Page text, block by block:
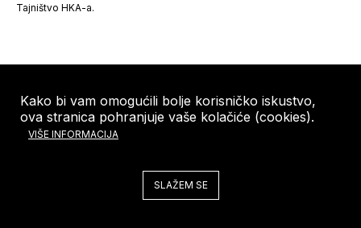
Kako bi vam omogućili bolje korisničko iskustvo,
ova stranica pohranjuje vaše kolačiće (cookies).
VIŠE INFORMACIJA
SLAŽEM SE
Tajništvo HKA-a.
Članak 22.
(1) Natječaji se dijele po stupnju složenosti, pravu na sudjelovanje,
(2) Stupanj složenosti, pravo na sudjelovanje, cilj i stupanj provedbe
natječaja utvrđuju zajedno izrađivač natječajnog elaborata, raspisivač